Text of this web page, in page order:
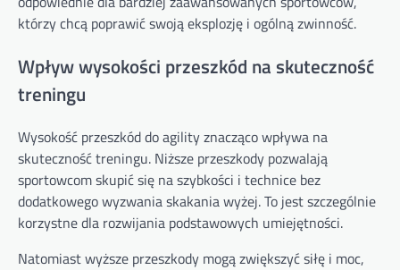
którzy chcą poprawić swoją eksplozję i ogólną zwinność.
Wpływ wysokości przeszkód na skuteczność
treningu
Wysokość przeszkód do agility znacząco wpływa na
skuteczność treningu. Niższe przeszkody pozwalają
sportowcom skupić się na szybkości i technice bez
dodatkowego wyzwania skakania wyżej. To jest szczególnie
korzystne dla rozwijania podstawowych umiejętności.
Natomiast wyższe przeszkody mogą zwiększyć siłę i moc,